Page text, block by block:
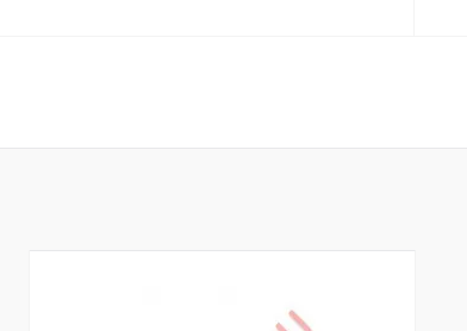
Купить в 1 клик Сравнение